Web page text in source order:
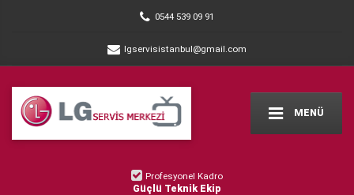
0544 539 09 91
lgservisistanbul@gmail.com
MENÜ
Profesyonel Kadro
Güçlü Teknik Ekip